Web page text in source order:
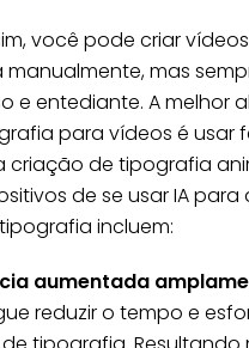
você pode criar
mas
e entediante. A melhor
para vídeos é usar
criação de tipografia
de se usar IA
incluem:
aumentada
reduzir o tempo e